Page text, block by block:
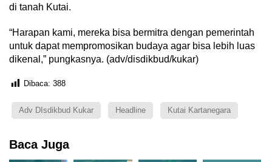
di tanah Kutai.
“Harapan kami, mereka bisa bermitra dengan pemerintah
untuk dapat mempromosikan budaya agar bisa lebih luas
dikenal,” pungkasnya. (adv/disdikbud/kukar)
Dibaca: 388
Adv DIsdikbud Kukar Headline Kutai Kartanegara
Baca Juga